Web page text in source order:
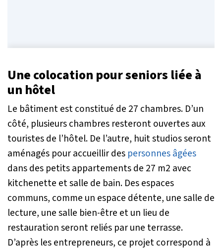
Une colocation pour seniors liée à
un hôtel
Le bâtiment est constitué de 27 chambres. D’un
côté, plusieurs chambres resteront ouvertes aux
touristes de l’hôtel. De l’autre, huit studios seront
aménagés pour accueillir des personnes âgées
dans des petits appartements de 27 m2 avec
kitchenette et salle de bain. Des espaces
communs, comme un espace détente, une salle de
lecture, une salle bien-être et un lieu de
restauration seront reliés par une terrasse.
D’après les entrepreneurs, ce projet correspond à